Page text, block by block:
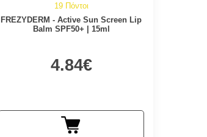
19 Πόντοι
FREZYDERM - Active Sun Screen Lip
Balm SPF50+ | 15ml
4.84€